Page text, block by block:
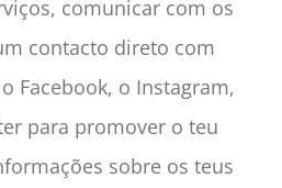
comunicar com os
contacto direto com
Facebook, o Instagram,
para promover o teu
sobre os teus